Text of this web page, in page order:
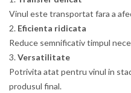
Vinul este transportat fara a
Eficienta ridicata
Reduce semnificativ timpul
Versatilitate
Potrivita atat pentru vinul in
produsul final.